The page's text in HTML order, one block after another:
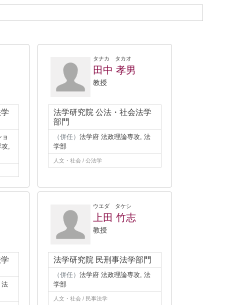
攻,
タナカ タカオ
田中 孝男
教授
法学研究院 公法・社会法学
部門
（併任） 法学府 法政理論専攻, 法
学部
人文・社会 / 公法学
法
ウエダ タケシ
上田 竹志
教授
法学研究院 民刑事法学部門
（併任） 法学府 法政理論専攻, 法
学部
人文・社会 / 民事法学